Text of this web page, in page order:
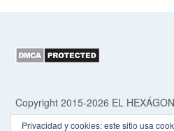
Copyright 2015-2026 EL
Privacidad y cookies: este sitio usa